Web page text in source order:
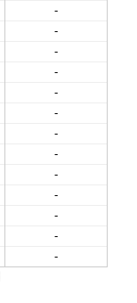
-
-
-
-
-
-
-
-
-
-
-
-
-